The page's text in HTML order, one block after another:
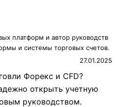
платформ и автор руководств
и системы торговых счетов.
27.01.2025
Форекс и CFD?
открыть учетную
руководством.